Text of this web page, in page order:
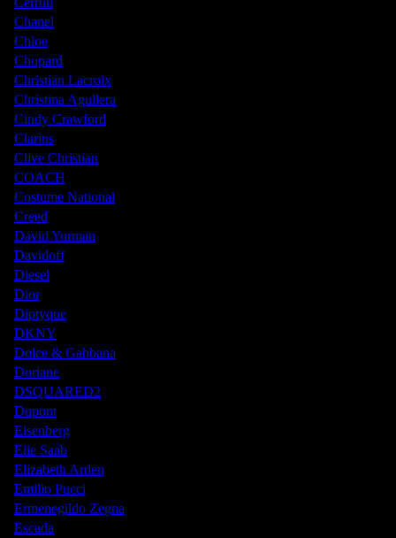
Chanel
Chloe
Chopard
Christian Lacroix
Christina Aguilera
Cindy Crawford
Clarins
Clive Christian
COACH
Costume National
Creed
David Yurman
Davidoff
Diesel
Dior
Diptyque
DKNY
Dolce & Gabbana
Doriane
DSQUARED2
Dupont
Eisenberg
Elie Saab
Elizabeth Arden
Emilio Pucci
Ermenegildo Zegna
Escada